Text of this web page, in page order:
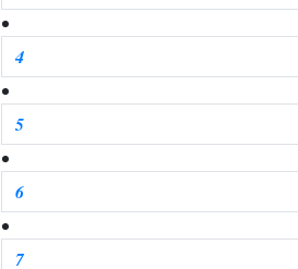
4
5
6
7